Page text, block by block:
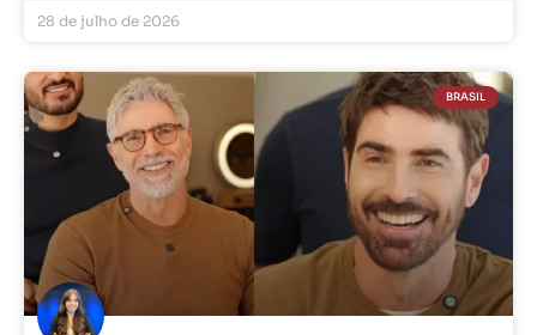
28 de julho de 2026
BRASIL